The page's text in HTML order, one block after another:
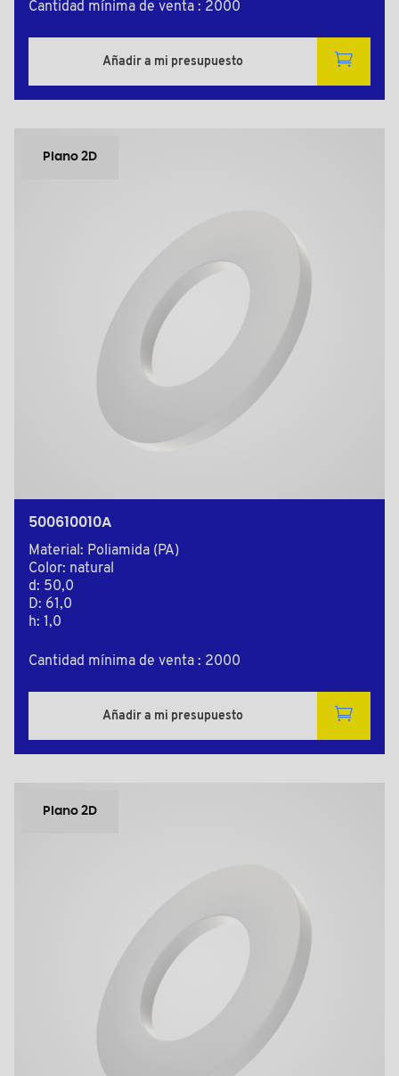
Cantidad mínima de venta : 2000
Añadir a mi presupuesto
Plano 2D
500610010A
Material: Poliamida (PA)
Color: natural
d: 50,0
D: 61,0
h: 1,0
Cantidad mínima de venta : 2000
Añadir a mi presupuesto
Plano 2D